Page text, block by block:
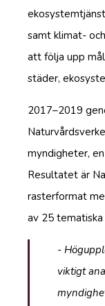
samt klimat-
att följa upp
städer,
2017–2019
myndigheter,
Resultatet är
rasterformat
av 25 tematiska
-
viktigt